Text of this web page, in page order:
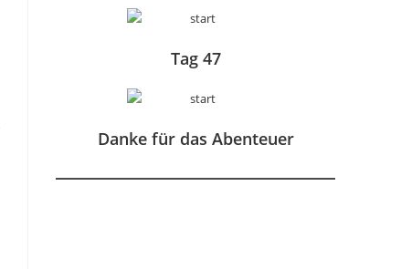
Tag 47
Danke für das Abenteuer